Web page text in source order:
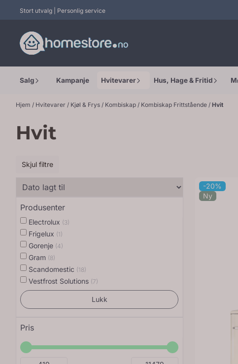
Hopp til innhold
Stort utvalg | Personlig service
Salg Kampanje Hvitevarer Hus, Hage & Fritid
Hjem / Hvitevarer / Kjøl & Frys / Kombiskap / Kombiskap Frittstående / Hvit
Hvit
Skjul filtre
Produsenter
Electrolux (3)
Frigelux (1)
Gorenje (4)
Gram (8)
Scandomestic (18)
Vestfrost Solutions (7)
Lukk
Pris
-20%
Ny